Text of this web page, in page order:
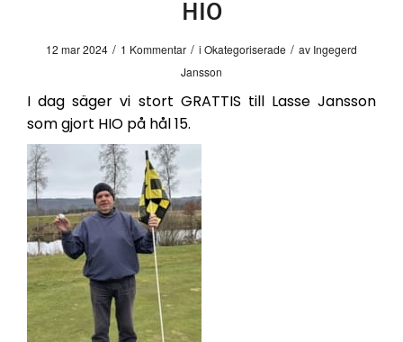
HIO
12 mar 2024 / 1 Kommentar / i Okategoriserade / av Ingegerd
Jansson
I dag säger vi stort GRATTIS till Lasse Jansson
som gjort HIO på hål 15.